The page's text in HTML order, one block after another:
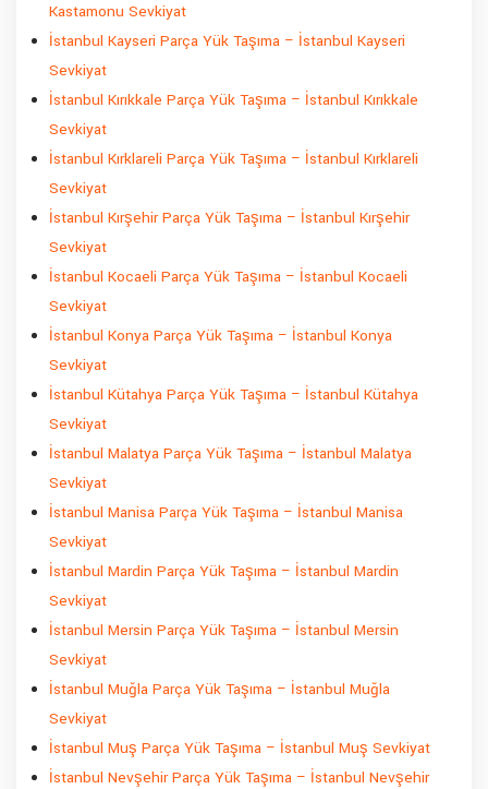
Kastamonu Sevkiyat
İstanbul Kayseri Parça Yük Taşıma – İstanbul Kayseri
Sevkiyat
İstanbul Kırıkkale Parça Yük Taşıma – İstanbul Kırıkkale
Sevkiyat
İstanbul Kırklareli Parça Yük Taşıma – İstanbul Kırklareli
Sevkiyat
İstanbul Kırşehir Parça Yük Taşıma – İstanbul Kırşehir
Sevkiyat
İstanbul Kocaeli Parça Yük Taşıma – İstanbul Kocaeli
Sevkiyat
İstanbul Konya Parça Yük Taşıma – İstanbul Konya
Sevkiyat
İstanbul Kütahya Parça Yük Taşıma – İstanbul Kütahya
Sevkiyat
İstanbul Malatya Parça Yük Taşıma – İstanbul Malatya
Sevkiyat
İstanbul Manisa Parça Yük Taşıma – İstanbul Manisa
Sevkiyat
İstanbul Mardin Parça Yük Taşıma – İstanbul Mardin
Sevkiyat
İstanbul Mersin Parça Yük Taşıma – İstanbul Mersin
Sevkiyat
İstanbul Muğla Parça Yük Taşıma – İstanbul Muğla
Sevkiyat
İstanbul Muş Parça Yük Taşıma – İstanbul Muş Sevkiyat
İstanbul Nevşehir Parça Yük Taşıma – İstanbul Nevşehir